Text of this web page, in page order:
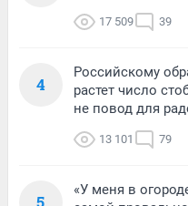
17 509 39
4
Российскому
растет число
не повод для
13 101 79
5
«У меня в